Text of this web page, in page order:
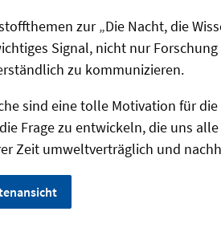
zur „Die Nacht, die
Signal, nicht nur
zu kommunizieren.
sind eine tolle Motivation für
Frage zu entwickeln, die uns
Zeit umweltverträglich und